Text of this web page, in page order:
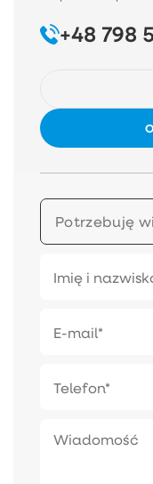
+48 798
Potrzebuję